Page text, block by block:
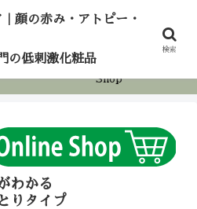
Shop
わかる
りタイプ
顔の赤み・アトピー・
の低刺激化粧品
検索